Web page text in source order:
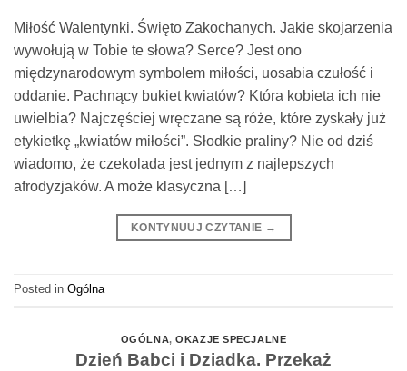
Miłość Walentynki. Święto Zakochanych. Jakie skojarzenia
wywołują w Tobie te słowa? Serce? Jest ono
międzynarodowym symbolem miłości, uosabia czułość i
oddanie. Pachnący bukiet kwiatów? Która kobieta ich nie
uwielbia? Najczęściej wręczane są róże, które zyskały już
etykietkę „kwiatów miłości”. Słodkie praliny? Nie od dziś
wiadomo, że czekolada jest jednym z najlepszych
afrodyzjaków. A może klasyczna […]
KONTYNUUJ CZYTANIE →
Posted in Ogólna
OGÓLNA,OKAZJE SPECJALNE
Dzień Babci i Dziadka. Przekaż